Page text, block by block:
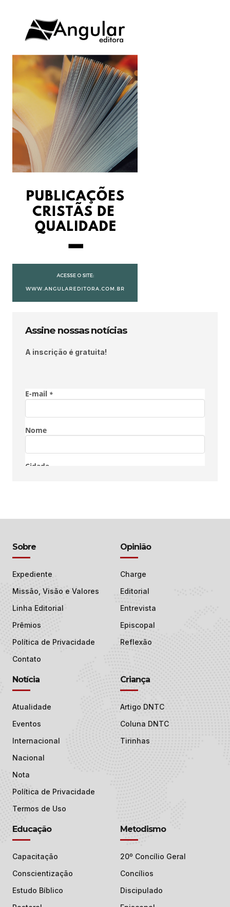
Assine nossas notícias
A inscrição é gratuita!
Sobre
Expediente
Missão, Visão e Valores
Linha Editorial
Prêmios
Política de Privacidade
Contato
Opinião
Charge
Editorial
Entrevista
Episcopal
Reflexão
Notícia
Atualidade
Eventos
Internacional
Nacional
Nota
Política de Privacidade
Termos de Uso
Criança
Artigo DNTC
Coluna DNTC
Tirinhas
Educação
Capacitação
Conscientização
Estudo Bíblico
Metodismo
20º Concílio Geral
Concílios
Discipulado